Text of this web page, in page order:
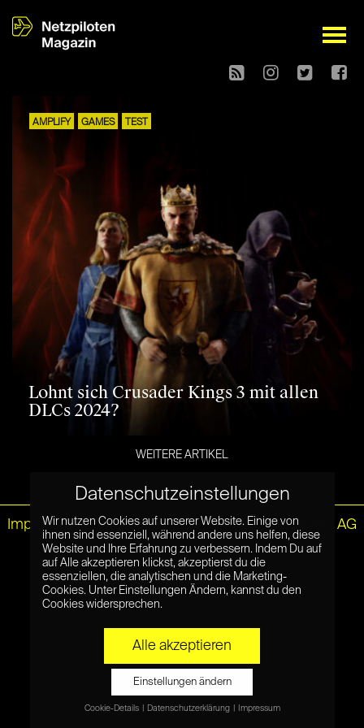
open
AMPLIFY GAMES TEST
Lohnt sich Crusader Kings 3 mit allen
DLCs 2024?
WEITERE ARTIKEL
Impressum|Datenschutz © Netzpiloten AG
Datenschutzeinstellungen
Wir nutzen Cookies auf unserer Website. Einige von
ihnen sind essenziell, während andere uns helfen, diese
Website und Ihre Erfahrung zu verbessern. Indem Du auf
auf Alle akzeptieren klickst, akzeptierst du die
essenziellen, die analytischen und die Marketing-
Cookies. Unter Einstellungen Ändern, kannst du den
Cookies widersprechen.
Alle akzeptieren
Einstellungen ändern
Cookie-Details Datenschutzerklärung Impressum